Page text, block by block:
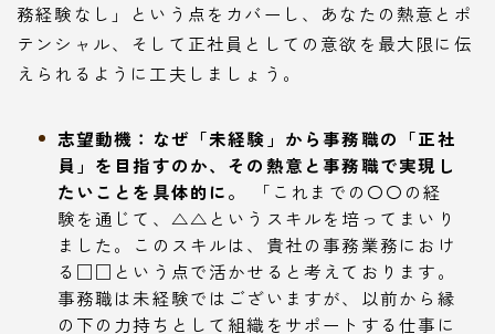
務経験なし」という点をカバーし、あなたの熱意とポ
テンシャル、そして正社員としての意欲を最大限に伝
えられるように工夫しましょう。
志望動機：なぜ「未経験」から事務職の「正社
員」を目指すのか、その熱意と事務職で実現し
たいことを具体的に。
「これまでの〇〇の経
験を通じて、△△というスキルを培ってまいり
ました。このスキルは、貴社の事務業務におけ
る□□という点で活かせると考えております。
事務職は未経験ではございますが、以前から縁
の下の力持ちとして組織をサポートする仕事に